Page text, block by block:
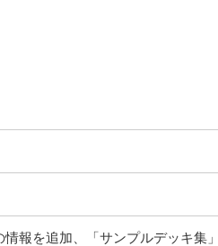
報を追加、「サンプルデッキ集